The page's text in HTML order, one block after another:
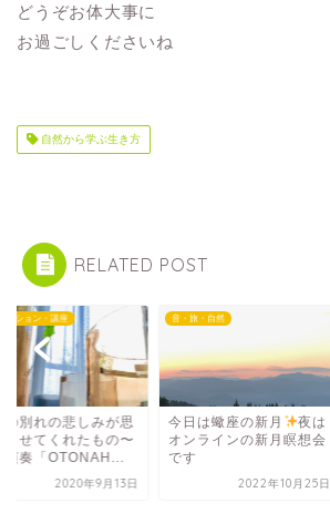
どうぞお体大事に
お過ごしくださいね
自然から学ぶ生き方
RELATED POST
ッション・講座
の別れの悲しみが思
させてくれたもの〜
演奏「OTONAH...
2020年9月13日
音・旅・自然
今日は蠍座の新月
夜は
オンラインの新月瞑想会
です
2022年10月25日